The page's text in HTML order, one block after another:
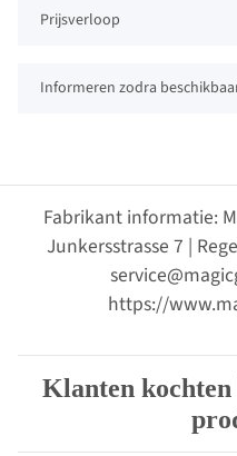
Prijsverloop
Informeren zodra
Fabrikant informatie:
Junkersstrasse 7 |
https://
Klanten